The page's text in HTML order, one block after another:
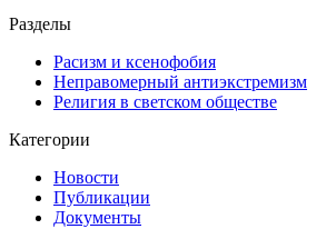
Разделы
Расизм и ксенофобия
Неправомерный антиэкстремизм
Религия в светском обществе
Категории
Новости
Публикации
Документы